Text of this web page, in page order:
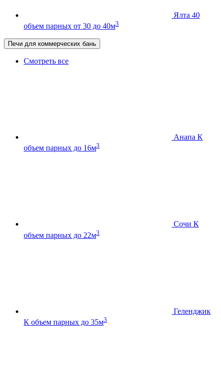
Ялта 40
объем парных от 30 до 40м3
Печи для коммерческих бань
Смотреть все
Анапа К
объем парных до 16м3
Сочи К
объем парных до 22м3
Геленджик
К объем парных до 35м3